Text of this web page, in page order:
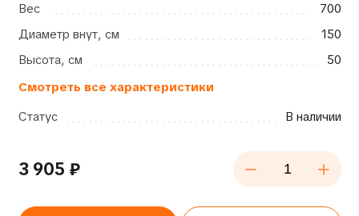
Вес
700
Диаметр внут, см
150
Высота, см
50
Смотреть все характеристики
Статус
В наличии
3 905 ₽